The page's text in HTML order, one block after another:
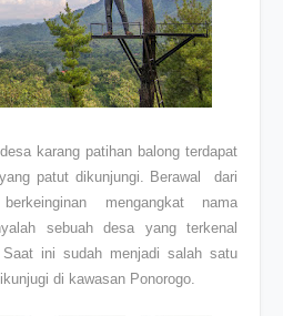
karang patihan balong terdapat
patut dikunjungi. Berawal dari
mengangkat nama
sebuah desa yang terkenal
Saat ini sudah menjadi salah satu
di kawasan Ponorogo.